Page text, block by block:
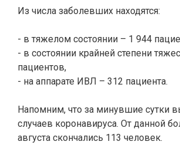
Из числа заболевших находятся:
- в тяжелом состоянии – 1 944
- в состоянии крайней степени
пациентов,
- на аппарате ИВЛ – 312 пациента.
Напомним, что за минувшие сутки
случаев коронавируса. От данной
августа скончались 113 человек.